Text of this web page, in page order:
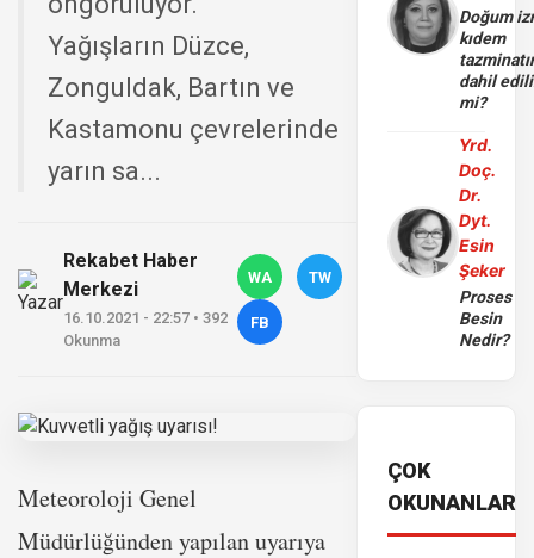
Yağışların Düzce,
Zonguldak, Bartın ve
Kastamonu çevrelerinde
yarın sa...
Rekabet Haber
Merkezi
16.10.2021 - 22:57 • 392
Okunma
WA TW
FB
Meteoroloji Genel
Müdürlüğünden yapılan uyarıya
Doğum
kıdem
dahil
mi?
Yrd.
Doç.
Dr.
Dyt.
Esin
Şeker
Proses
Besin
Nedir?
ÇOK
OKUNANLAR